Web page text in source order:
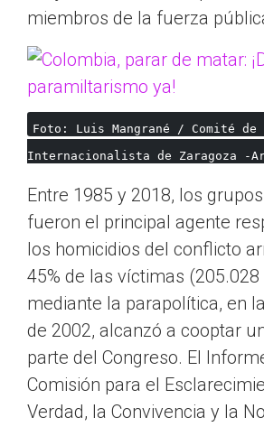
miembros de la fuerza
Foto: Luis Mangrané / Comité de
Internacionalista de Zaragoza -
Entre 1985 y 2018, los
fueron el principal agente
los homicidios del conflicto
45% de las víctimas
mediante la parapolítica, en
de 2002, alcanzó a cooptar
parte del Congreso. El
Comisión para el
Verdad, la Convivencia y la